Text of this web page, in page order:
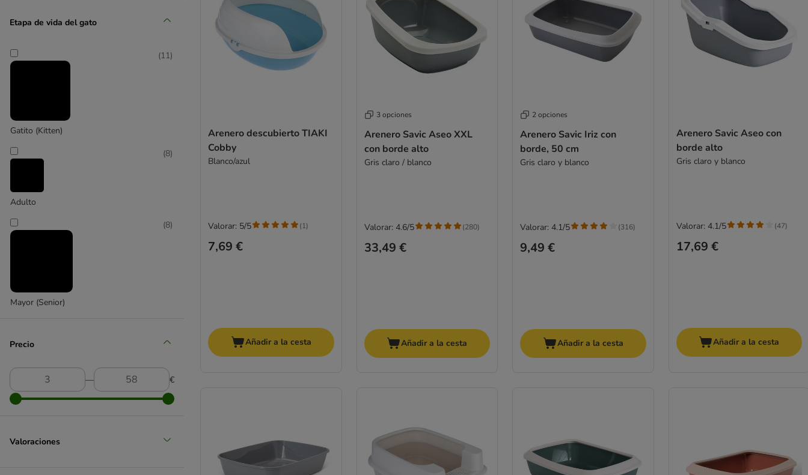
TIAKI
4
Trixie
Etapa de vida del gato
Gatito (Kitten)
(11)
Adulto
(8)
Mayor (Senior)
(8)
Precio
― €
Valoraciones
Arenero descubierto TIAKI
Cobby
Blanco/azul
7,69 €
Valorar: 5/5 (1)
Añadir a la cesta
3 opciones
Arenero Savic Aseo XXL
con borde alto
Gris claro / blanco
33,49 €
Valorar: 4.6/5 (280)
Añadir a la cesta
2 opciones
Arenero Savic Iriz con
borde, 50 cm
Gris claro y blanco
9,49 €
Valorar: 4.1/5 (316)
Añadir a la cesta
Arenero Savic Aseo con
borde alto
Gris claro y blanco
17,69 €
Valorar: 4.1/5 (47)
Añadir a la cesta